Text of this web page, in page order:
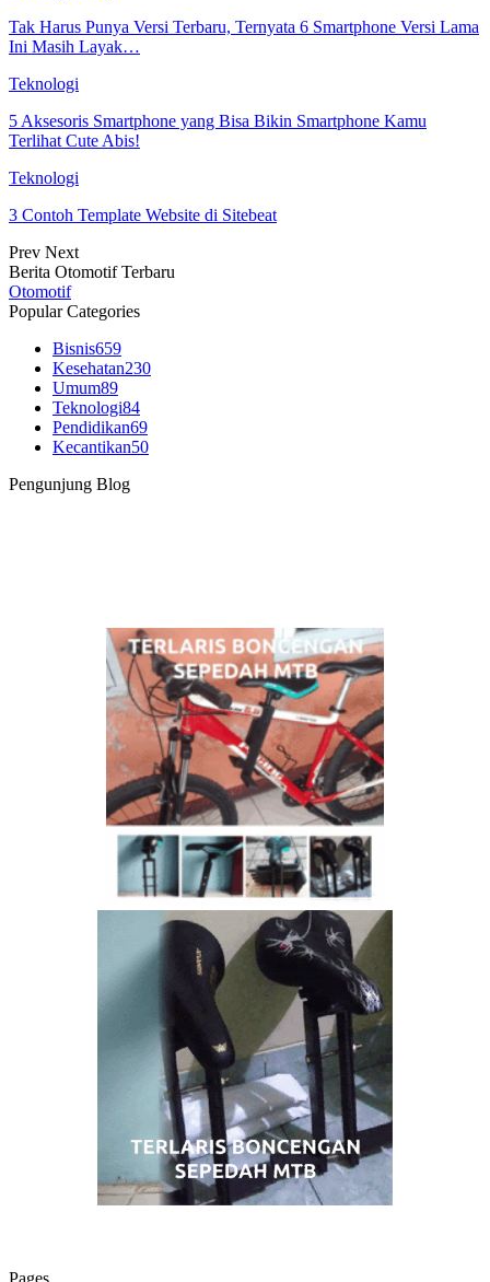
Tak Harus Punya Versi Terbaru, Ternyata 6 Smartphone Versi Lama
Ini Masih Layak…
Teknologi
5 Aksesoris Smartphone yang Bisa Bikin Smartphone Kamu
Terlihat Cute Abis!
Teknologi
3 Contoh Template Website di Sitebeat
Prev Next
Berita Otomotif Terbaru
Otomotif
Popular Categories
Bisnis659
Kesehatan230
Umum89
Teknologi84
Pendidikan69
Kecantikan50
Pengunjung Blog
Pages